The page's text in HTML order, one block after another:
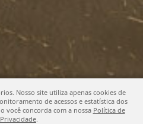
Nosso site utiliza apenas cookies de
de acessos e estatística dos
você concorda com a nossa Política de
Privacidade.